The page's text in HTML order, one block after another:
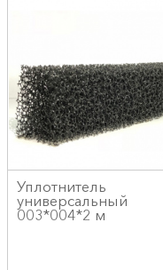
Уплотнитель
универсальный
003*004*2 м